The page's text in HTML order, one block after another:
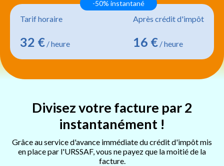
Tarif horaire
32 € / heure
Après crédit d'impôt
16 € / heure
-50% instantané
Divisez votre facture par 2
instantanément !
Grâce au service d'avance immédiate du crédit d'impôt mis
en place par l'URSSAF, vous ne payez que la moitié de la
facture.